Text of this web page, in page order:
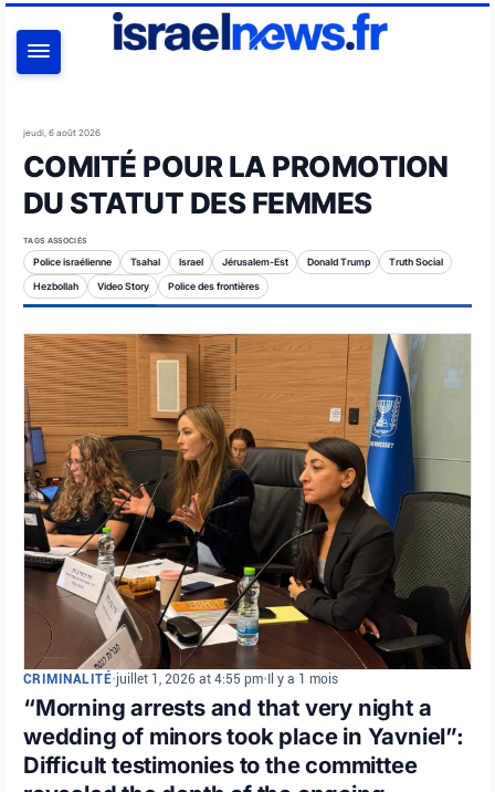
jeudi, 6 août 2026
COMITÉ POUR LA PROMOTION
DU STATUT DES FEMMES
TAGS ASSOCIÉS
Police israélienne Tsahal Israel Jérusalem-Est Donald Trump Truth Social
Hezbollah Video Story Police des frontières
CRIMINALITÉ•juillet 1, 2026 at 4:55 pm• Il y a 1 mois
“Morning arrests and that very night a
wedding of minors took place in Yavniel”:
Difficult testimonies to the committee